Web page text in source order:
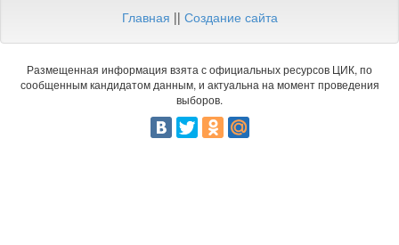
Главная || Создание сайта
Размещенная информация взята с официальных ресурсов ЦИК, по
сообщенным кандидатом данным, и актуальна на момент проведения
выборов.